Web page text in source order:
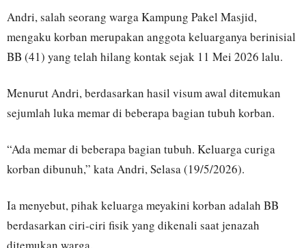
Andri, salah seorang warga Kampung Pakel Masjid,
mengaku korban merupakan anggota keluarganya berinisial
BB (41) yang telah hilang kontak sejak 11 Mei 2026 lalu.
Menurut Andri, berdasarkan hasil visum awal ditemukan
sejumlah luka memar di beberapa bagian tubuh korban.
“Ada memar di beberapa bagian tubuh. Keluarga curiga
korban dibunuh,” kata Andri, Selasa (19/5/2026).
Ia menyebut, pihak keluarga meyakini korban adalah BB
berdasarkan ciri-ciri fisik yang dikenali saat jenazah